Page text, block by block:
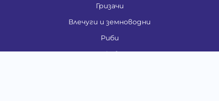
Гризачи
Влечуги и земноводни
Риби
Други животни